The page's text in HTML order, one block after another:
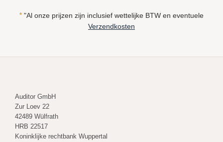
* "Al onze prijzen zijn inclusief wettelijke BTW en eventuele
Verzendkosten
Auditor GmbH
Zur Loev 22
42489 Wülfrath
HRB 22517
Koninklijke rechtbank Wuppertal